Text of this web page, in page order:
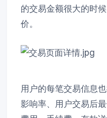
的交易金额很大的时
价。
用户的每笔交易信息
影响率、用户交易后